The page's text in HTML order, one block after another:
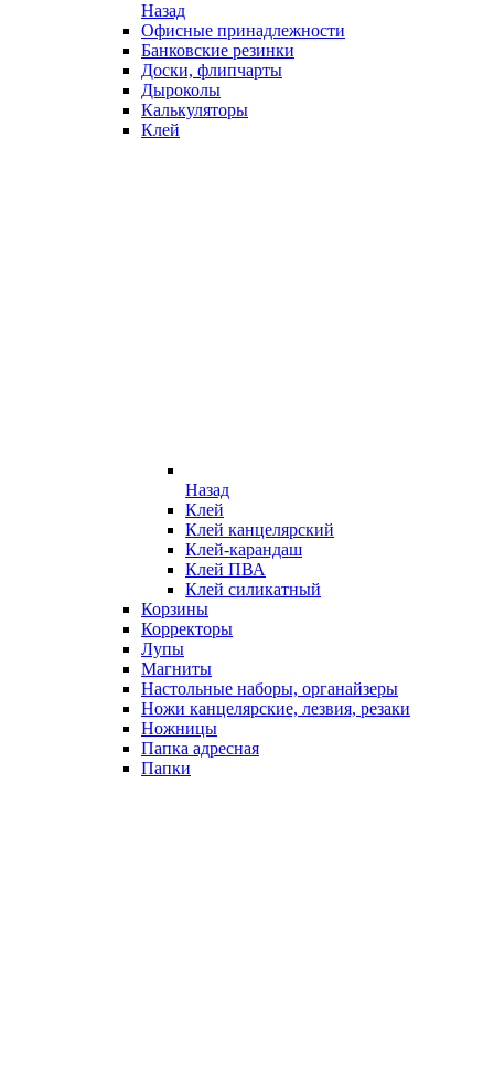
Назад
Офисные принадлежности
Банковские резинки
Доски, флипчарты
Дыроколы
Калькуляторы
Клей
Назад
Клей
Клей канцелярский
Клей-карандаш
Клей ПВА
Клей силикатный
Корзины
Корректоры
Лупы
Магниты
Настольные наборы, органайзеры
Ножи канцелярские, лезвия, резаки
Ножницы
Папка адресная
Папки